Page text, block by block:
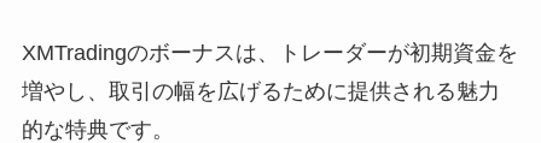
XMTradingのボーナスは、トレーダーが初期資金を
増やし、取引の幅を広げるために提供される魅力
的な特典です。